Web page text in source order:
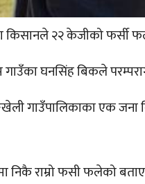
किसानले २२ केजीको फर्सी
घनसिंह बिकले
गाउँपालिकाका एक
निकै राम्रो फसी फलेको